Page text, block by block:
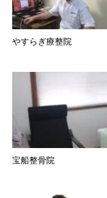
やすらぎ療整院
宝船整骨院